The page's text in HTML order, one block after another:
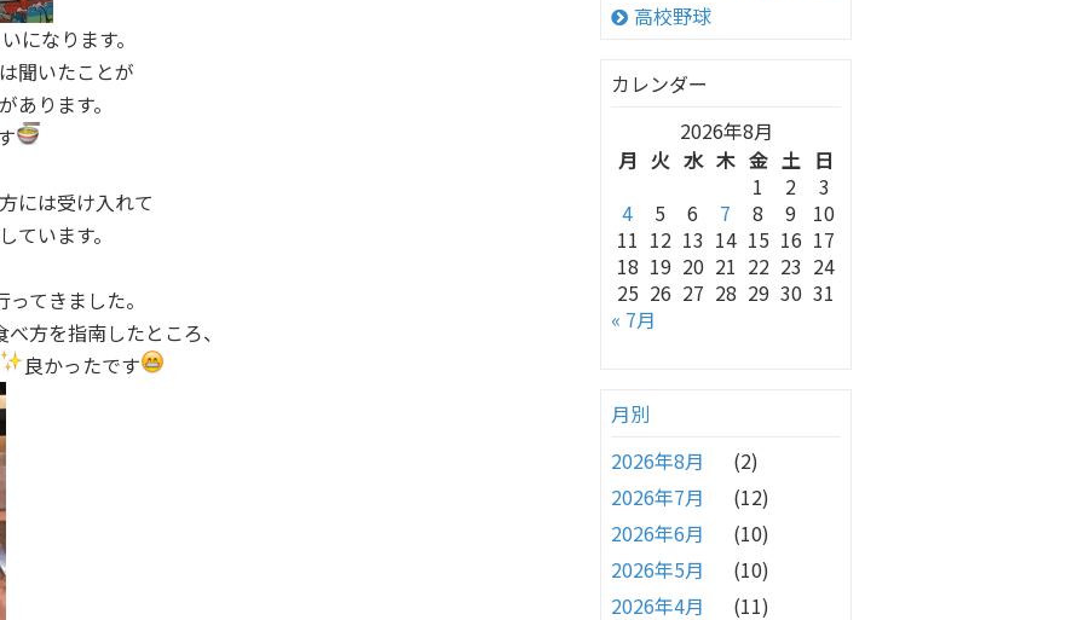
になります。
聞いたことが
あります。
には受け入れて
ています。
てきました。
方を指南したところ、
良かったです
高校野球
カレンダー
2026年8月
月 火 水 木 金 土 日
1
2
3
4
5 6 7 8 9
10
11 12 13 14 15 16 17
18 19 20 21 22 23 24
25 26 27 28 29 30 31
« 7月
月別
2026年8月
(2)
2026年7月
(12)
2026年6月
(10)
2026年5月
(10)
2026年4月
(11)